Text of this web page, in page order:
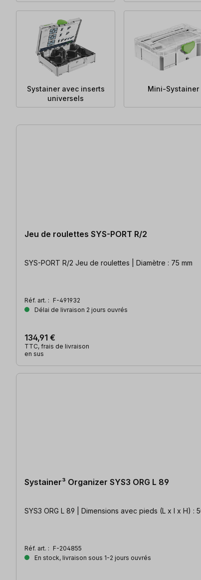
Systainer avec inserts
universels
Mini-Systainer
62 articles trouvés
Jeu de roulettes SYS-PORT R/2
SYS-PORT R/2 Jeu de roulettes | Diamètre : 75 mm
Réf. art. : F-491932
Délai de livraison 2 jours ouvrés
134,91 €
TTC, frais de livraison
en sus
Systainer³ Organizer SYS3 ORG L 89
SYS3 ORG L 89 | Dimensions avec pieds (L x l x H)
Réf. art. : F-204855
En stock, livraison sous 1-2 jours ouvrés